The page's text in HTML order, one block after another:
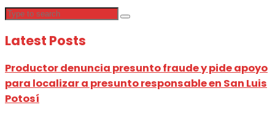
Latest Posts
Productor denuncia presunto fraude y pide apoyo
para localizar a presunto responsable en San Luis
Potosí